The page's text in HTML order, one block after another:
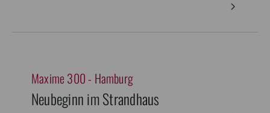
Maxime 300 - Hamburg
Neubeginn im Strandhaus